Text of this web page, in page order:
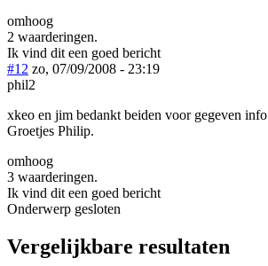
omhoog
2 waarderingen.
Ik vind dit een goed bericht
#12 zo, 07/09/2008 - 23:19
phil2
xkeo en jim bedankt beiden voor gegeven info
Groetjes Philip.
omhoog
3 waarderingen.
Ik vind dit een goed bericht
Onderwerp gesloten
Vergelijkbare resultaten